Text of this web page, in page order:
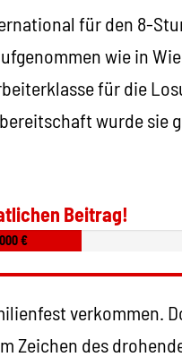
für den 8-
wie in
für die
wurde sie
Beitrag!
€
verkommen.
Zeichen des